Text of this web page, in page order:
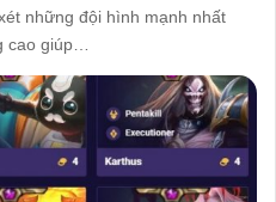
những đội hình mạnh nhất
cao giúp…